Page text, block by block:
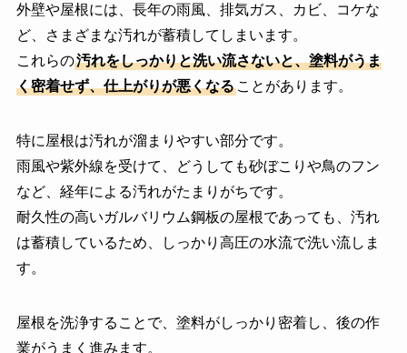
外壁や屋根には、長年の雨風、排気ガス、カビ、コケな
ど、さまざまな汚れが蓄積してしまいます。
これらの汚れをしっかりと洗い流さないと、塗料がうま
く密着せず、仕上がりが悪くなることがあります。
特に屋根は汚れが溜まりやすい部分です。
雨風や紫外線を受けて、どうしても砂ぼこりや鳥のフン
など、経年による汚れがたまりがちです。
耐久性の高いガルバリウム鋼板の屋根であっても、汚れ
は蓄積しているため、しっかり高圧の水流で洗い流しま
す。
屋根を洗浄することで、塗料がしっかり密着し、後の作
業がうまく進みます。